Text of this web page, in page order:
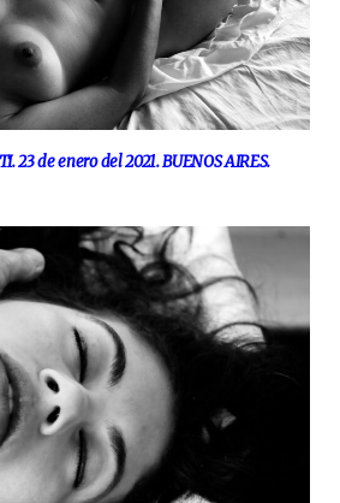
23 de enero del 2021. BUENOS AIRES.